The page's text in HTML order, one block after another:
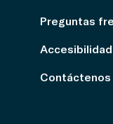
Preguntas
Accesibilidad
Contáctenos